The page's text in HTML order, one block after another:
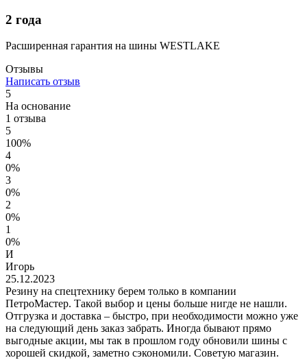
2 года
Расширенная гарантия на шины WESTLAKE
Отзывы
Написать отзыв
5
На основание
1 отзыва
5
100%
4
0%
3
0%
2
0%
1
0%
И
Игорь
25.12.2023
Резину на спецтехнику берем только в компании
ПетроМастер. Такой выбор и цены больше нигде не нашли.
Отгрузка и доставка – быстро, при необходимости можно уже
на следующий день заказ забрать. Иногда бывают прямо
выгодные акции, мы так в прошлом году обновили шины с
хорошей скидкой, заметно сэкономили. Советую магазин.